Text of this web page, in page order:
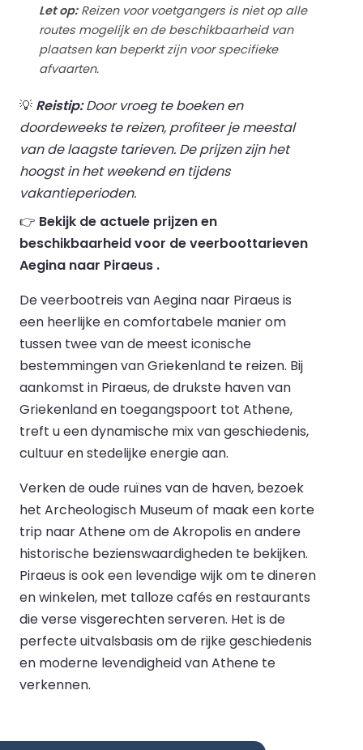
Let op:Reizen voor voetgangers is niet op alle
routes mogelijk en de beschikbaarheid van
plaatsen kan beperkt zijn voor specifieke
afvaarten.
💡 Reistip:Door vroeg te boeken en
doordeweeks te reizen, profiteer je meestal
van de laagste tarieven. De prijzen zijn het
hoogst in het weekend en tijdens
vakantieperioden.
👉 Bekijk de actuele prijzen en
beschikbaarheid voor de veerboottarieven
Aegina naar Piraeus .
De veerbootreis van Aegina naar Piraeus is
een heerlijke en comfortabele manier om
tussen twee van de meest iconische
bestemmingen van Griekenland te reizen. Bij
aankomst in Piraeus, de drukste haven van
Griekenland en toegangspoort tot Athene,
treft u een dynamische mix van geschiedenis,
cultuur en stedelijke energie aan.
Verken de oude ruïnes van de haven, bezoek
het Archeologisch Museum of maak een korte
trip naar Athene om de Akropolis en andere
historische bezienswaardigheden te bekijken.
Piraeus is ook een levendige wijk om te dineren
en winkelen, met talloze cafés en restaurants
die verse visgerechten serveren. Het is de
perfecte uitvalsbasis om de rijke geschiedenis
en moderne levendigheid van Athene te
verkennen.